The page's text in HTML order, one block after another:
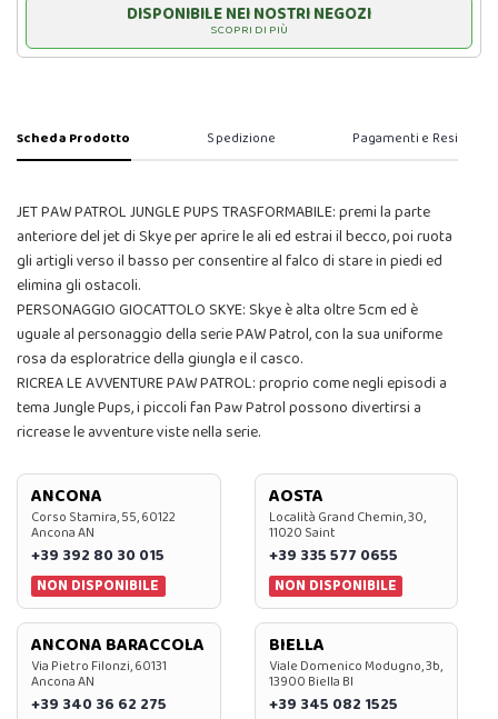
DISPONIBILE NEI NOSTRI NEGOZI
SCOPRI DI PIÙ
Scheda Prodotto Spedizione Pagamenti e Resi
JET PAW PATROL JUNGLE PUPS TRASFORMABILE: premi la parte
anteriore del jet di Skye per aprire le ali ed estrai il becco, poi ruota
gli artigli verso il basso per consentire al falco di stare in piedi ed
elimina gli ostacoli.
PERSONAGGIO GIOCATTOLO SKYE: Skye è alta oltre 5cm ed è
uguale al personaggio della serie PAW Patrol, con la sua uniforme
rosa da esploratrice della giungla e il casco.
RICREA LE AVVENTURE PAW PATROL: proprio come negli episodi a
tema Jungle Pups, i piccoli fan Paw Patrol possono divertirsi a
ricrease le avventure viste nella serie.
ANCONA
Corso Stamira, 55, 60122
Ancona AN
+39 392 80 30 015
NON DISPONIBILE
AOSTA
Località Grand Chemin, 30,
11020 Saint
+39 335 577 0655
NON DISPONIBILE
ANCONA BARACCOLA
Via Pietro Filonzi, 60131
Ancona AN
+39 340 36 62 275
BIELLA
Viale Domenico Modugno, 3b,
13900 Biella BI
+39 345 082 1525